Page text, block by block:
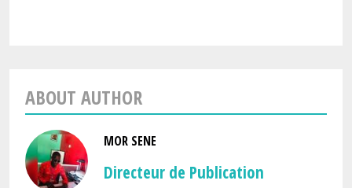
ABOUT AUTHOR
MOR SENE
Directeur de Publication